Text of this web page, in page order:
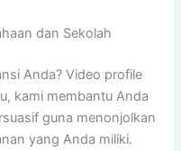
dan Sekolah
Anda? Video profile
kami membantu Anda
guna menonjolkan
yang Anda miliki.